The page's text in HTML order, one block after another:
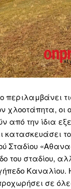
περιλαμβάνει
χλοοτάπητα, οι
από την ίδια
κατασκευάσει
Σταδίου
του σταδίου,
Καναλίου.
σε